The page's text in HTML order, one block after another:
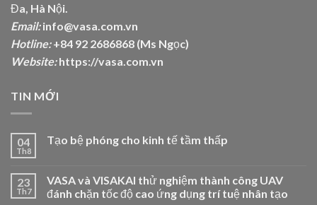
Đa, Hà Nội.
Email:info@vasa.com.vn
Hotline:+84 92 2686868 (Ms Ngọc)
Website: https://vasa.com.vn
TIN MỚI
04
Th8
Tạo bệ phóng cho kinh tế tầm thấp
23
Th7
VASA và VISAKAI thử nghiệm thành công UAV
đánh chặn tốc độ cao ứng dụng trí tuệ nhân tạo